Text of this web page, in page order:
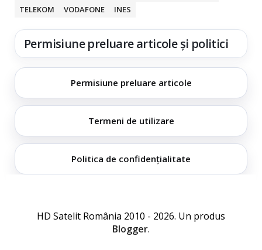
TELEKOM
VODAFONE INES
Permisiune preluare articole și politici
Permisiune preluare articole
Termeni de utilizare
Politica de confidențialitate
HD Satelit România 2010 - 2026. Un produs
Blogger.